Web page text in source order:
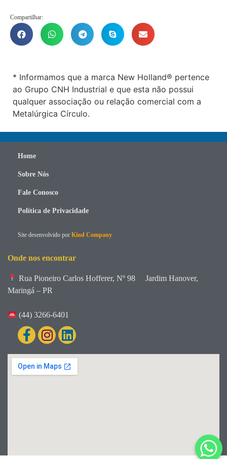
Compartilhar:
* Informamos que a marca New Holland® pertence
ao Grupo CNH Industrial e que esta não possui
qualquer associação ou relação comercial com a
Metalúrgica Círculo.
Home
Sobre Nós
Fale Conosco
Política de Privacidade
Site desenvolvido por Kind Company
Onde nos encontrar
Rua Pioneiro Carlos Hofferer, Nº 98
Jardim Hanover,
Maringá – PR
(44) 3266-6401